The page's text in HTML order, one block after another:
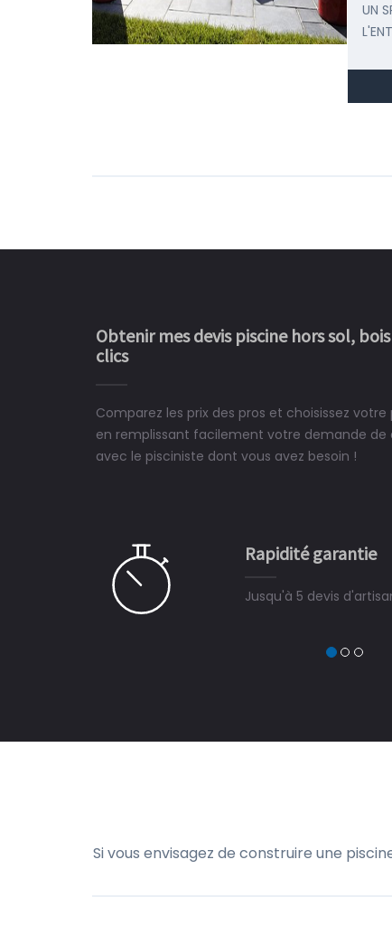
UN
Obtenir mes devis piscine hors sol,
clics
Comparez les prix des pros et choisissez
en remplissant facilement votre demande de
avec le pisciniste dont vous avez besoin !
Rapidité garantie
Jusqu'à 5 devis
ne peut plus s'en passer.
Le rêve devient
construit chez moi.
Si vous envisagez de construire une